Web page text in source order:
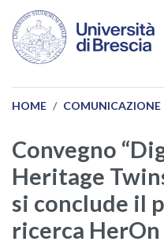
Salta al contenuto principale
HOME COMUNICAZIONE
Convegno
Heritage
si conclude il
ricerca HerOn